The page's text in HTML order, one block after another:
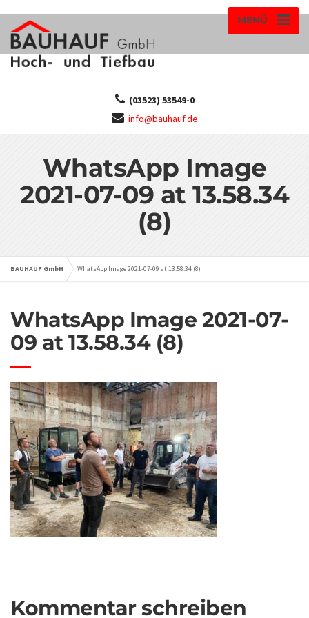
MENÜ
(03523) 53549-0
info@bauhauf.de
WhatsApp Image
2021-07-09 at 13.58.34
(8)
BAUHAUF GmbH WhatsApp Image 2021-07-09 at 13.58.34 (8)
WhatsApp Image 2021-07-
09 at 13.58.34 (8)
Kommentar schreiben